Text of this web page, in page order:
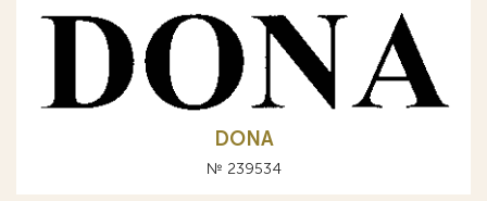
DONA
№ 239534